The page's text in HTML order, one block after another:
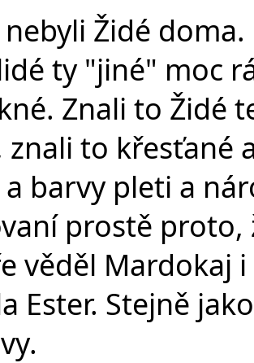
Židé
ty "jiné" moc
Znali to Židé
znali to křesťané
barvy pleti a
prostě proto,
věděl Mardokaj
Ester. Stejně